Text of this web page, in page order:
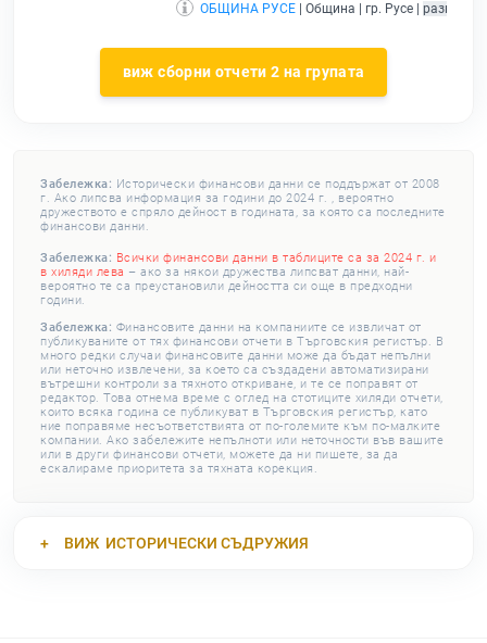
ОБЩИНА РУСЕ | Община | гр. Русе | развиващ
виж сборни отчети 2 на групата
Забележка: Исторически финансови данни се поддържат от 2008
г. Ако липсва информация за години до 2024 г. , вероятно
дружеството е спряло дейност в годината, за която са последните
финансови данни.
Забележка: Всички финансови данни в таблиците са за 2024 г. и
в хиляди лева – ако за някои дружества липсват данни, най-
вероятно те са преустановили дейността си още в предходни
години.
Забележка: Финансовите данни на компаниите се извличат от
публикуваните от тях финансови отчети в Търговския регистър. В
много редки случаи финансовите данни може да бъдат непълни
или неточно извлечени, за което са създадени автоматизирани
вътрешни контроли за тяхното откриване, и те се поправят от
редактор. Това отнема време с оглед на стотиците хиляди отчети,
които всяка година се публикуват в Търговския регистър, като
ние поправяме несъответствията от по-големите към по-малките
компании. Ако забележите непълноти или неточности във вашите
или в други финансови отчети, можете да ни пишете, за да
ескалираме приоритета за тяхната корекция.
ВИЖ ИСТОРИЧЕСКИ СЪДРУЖИЯ